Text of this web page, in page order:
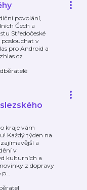
povolání,
Čech a
Středočeské
v
pro Android a
kraje vám
Každý týden na
a
v
kulturních a
z dopravy
p…